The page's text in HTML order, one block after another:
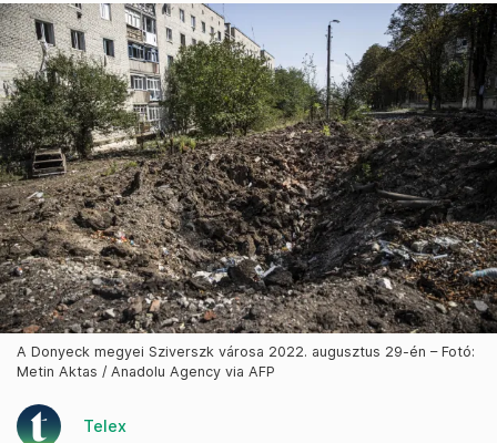
A Donyeck megyei Sziverszk városa 2022. augusztus 29-én – Fotó:
Metin Aktas / Anadolu Agency via AFP
Telex